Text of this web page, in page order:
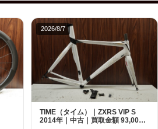
2026/8/7
TIME（タイム）｜ZXRS VIP S
2014年｜中古｜買取金額 93,000